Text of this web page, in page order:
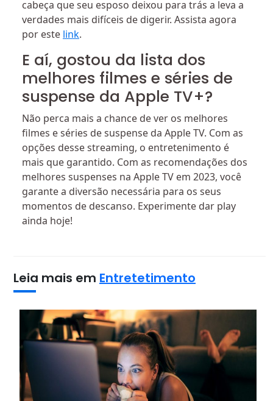
cabeça que seu esposo deixou para trás a leva a
verdades mais difíceis de digerir. Assista agora
por este link.
E aí, gostou da lista dos
melhores filmes e séries de
suspense da Apple TV+?
Não perca mais a chance de ver os melhores
filmes e séries de suspense da Apple TV. Com as
opções desse streaming, o entretenimento é
mais que garantido. Com as recomendações dos
melhores suspenses na Apple TV em 2023, você
garante a diversão necessária para os seus
momentos de descanso. Experimente dar play
ainda hoje!
Leia mais em Entretetimento